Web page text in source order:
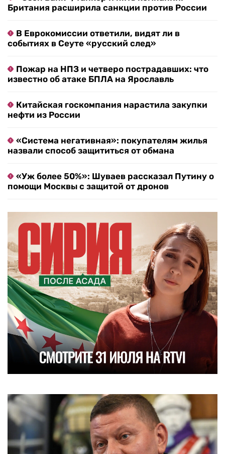
Британия расширила санкции против России
В Еврокомиссии ответили, видят ли в
событиях в Сеуте «русский след»
Пожар на НПЗ и четверо пострадавших: что
известно об атаке БПЛА на Ярославль
Китайская госкомпания нарастила закупки
нефти из России
«Система негативная»: покупателям жилья
назвали способ защититься от обмана
«Уж более 50%»: Шуваев рассказал Путину о
помощи Москвы с защитой от дронов